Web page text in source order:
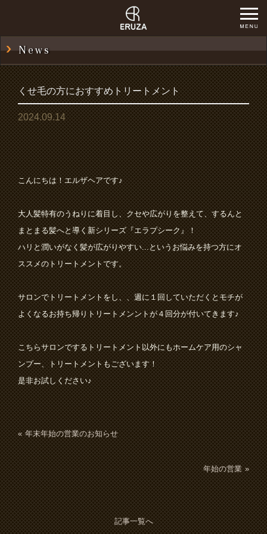
News
くせ毛の方におすすめトリートメント
2024.09.14
こんにちは！エルザヘアです♪
大人髪特有のうねりに着目し、クセや広がりを整えて、するんと
まとまる髪へと導く新シリーズ『エラプシーク』！
ハリと潤いがなく髪が広がりやすい...というお悩みを持つ方にオ
ススメのトリートメントです。
サロンでトリートメントをし、、週に１回していただくとモチが
よくなるお持ち帰りトリートメンントが４回分が付いてきます♪
こちらサロンでするトリートメント以外にもホームケア用のシャ
ンプー、トリートメントもございます！
是非お試しください♪
年末年始の営業のお知らせ
年始の営業
記事一覧へ